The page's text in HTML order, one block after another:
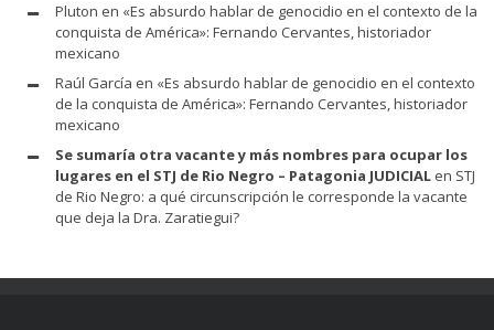
Pluton en «Es absurdo hablar de genocidio en el contexto de la
conquista de América»: Fernando Cervantes, historiador
mexicano
Raúl García en «Es absurdo hablar de genocidio en el contexto
de la conquista de América»: Fernando Cervantes, historiador
mexicano
Se sumaría otra vacante y más nombres para ocupar los
lugares en el STJ de Rio Negro – Patagonia JUDICIAL en STJ
de Rio Negro: a qué circunscripción le corresponde la vacante
que deja la Dra. Zaratiegui?